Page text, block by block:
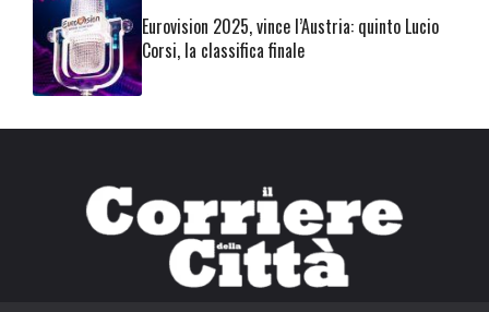
Eurovision 2025, vince l’Austria: quinto Lucio
Corsi, la classifica finale